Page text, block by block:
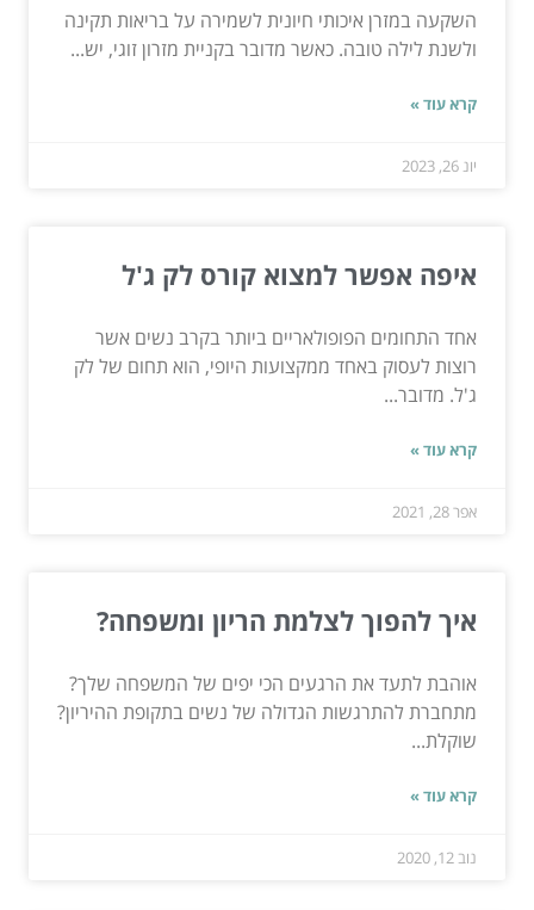
השקעה במזרן איכותי חיונית לשמירה על בריאות תקינה
ולשנת לילה טובה. כאשר מדובר בקניית מזרון זוגי, יש...
קרא עוד »
יונ 26, 2023
איפה אפשר למצוא קורס לק ג'ל
אחד התחומים הפופולאריים ביותר בקרב נשים אשר
רוצות לעסוק באחד ממקצועות היופי, הוא תחום של לק
ג'ל. מדובר...
קרא עוד »
אפר 28, 2021
איך להפוך לצלמת הריון ומשפחה?
אוהבת לתעד את הרגעים הכי יפים של המשפחה שלך?
מתחברת להתרגשות הגדולה של נשים בתקופת ההיריון?
שוקלת...
קרא עוד »
נוב 12, 2020